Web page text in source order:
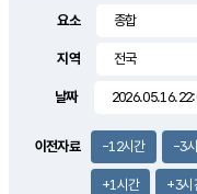
요소
지역
날짜
이전자료 -12시간 -3
+1시간 +3시